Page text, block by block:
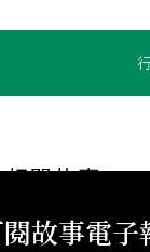
相關故事
灣 #戰後時期
故事電子